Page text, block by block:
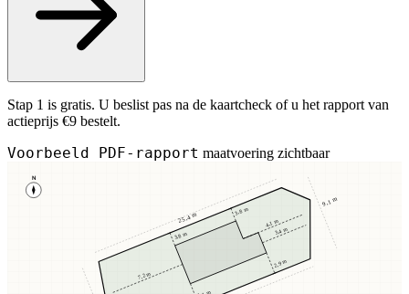
Stap 1 is gratis. U beslist pas na de kaartcheck of u het rapport van
actieprijs €9 bestelt.
Voorbeeld PDF-rapport maatvoering zichtbaar
N
3,8 m
3,8 m
2,9 m
7,2 m
3,4 m
4,1 m
25,4 m
9,1 m